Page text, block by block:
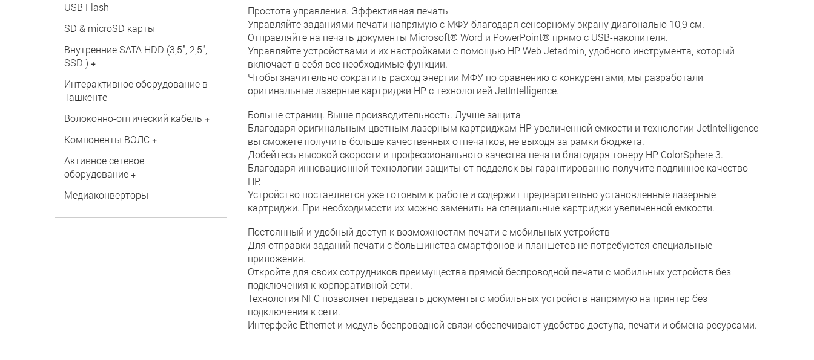
USB Flash
SD & microSD карты
Внутренние SATA HDD (3,5", 2,5",
SSD ) +
Интерактивное оборудование в
Ташкенте
Волоконно-оптический кабель +
Компоненты ВОЛС +
Активное сетевое
оборудование +
Медиаконверторы
Простота управления. Эффективная печать
Управляйте заданиями печати напрямую с МФУ благодаря сенсорному экрану диагональю 10,9 см.
Отправляйте на печать документы Microsoft® Word и PowerPoint® прямо с USB-накопителя.
Управляйте устройствами и их настройками с помощью HP Web Jetadmin, удобного инструмента, который
включает в себя все необходимые функции.
Чтобы значительно сократить расход энергии МФУ по сравнению с конкурентами, мы разработали
оригинальные лазерные картриджи HP с технологией JetIntelligence.
Больше страниц. Выше производительность. Лучше защита
Благодаря оригинальным цветным лазерным картриджам HP увеличенной емкости и технологии JetIntelligence
вы сможете получить больше качественных отпечатков, не выходя за рамки бюджета.
Добейтесь высокой скорости и профессионального качества печати благодаря тонеру HP ColorSphere 3.
Благодаря инновационной технологии защиты от подделок вы гарантированно получите подлинное качество
HP.
Устройство поставляется уже готовым к работе и содержит предварительно установленные лазерные
картриджи. При необходимости их можно заменить на специальные картриджи увеличенной емкости.
Постоянный и удобный доступ к возможностям печати с мобильных устройств
Для отправки заданий печати с большинства смартфонов и планшетов не потребуются специальные
приложения.
Откройте для своих сотрудников преимущества прямой беспроводной печати с мобильных устройств без
подключения к корпоративной сети.
Технология NFC позволяет передавать документы с мобильных устройств напрямую на принтер без
подключения к сети.
Интерфейс Ethernet и модуль беспроводной связи обеспечивают удобство доступа, печати и обмена ресурсами.